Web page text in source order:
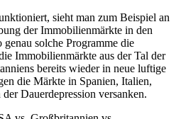
sieht man zum Beispiel an
der Immobilienmärkte in den
solche Programme die
Immobilienmärkte aus der Tal der
bereits wieder in neue luftige
die Märkte in Spanien, Italien,
Dauerdepression versanken.